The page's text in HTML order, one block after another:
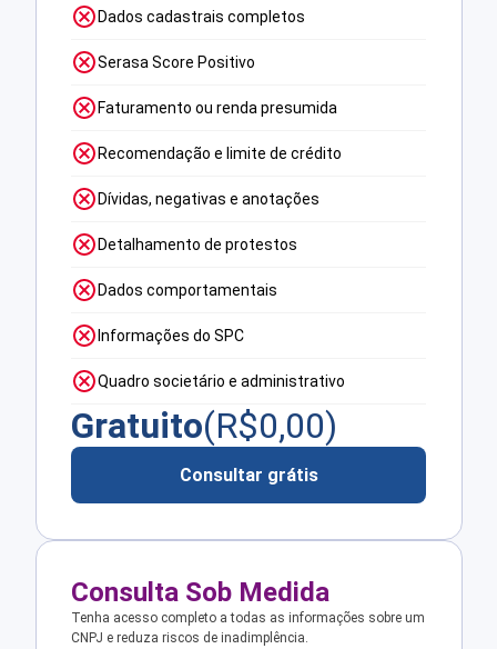
Dados cadastrais completos
Serasa Score Positivo
Faturamento ou renda presumida
Recomendação e limite de crédito
Dívidas, negativas e anotações
Detalhamento de protestos
Dados comportamentais
Informações do SPC
Quadro societário e administrativo
Gratuito(R$0,00)
Consultar grátis
Consulta Sob Medida
Tenha acesso completo a todas as informações sobre um
CNPJ e reduza riscos de inadimplência.